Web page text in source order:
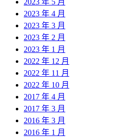
2023 年 4 月
2023 年 3 月
2023 年 2 月
2023 年 1 月
2022 年 12 月
2022 年 11 月
2022 年 10 月
2017 年 4 月
2017 年 3 月
2016 年 3 月
2016 年 1 月